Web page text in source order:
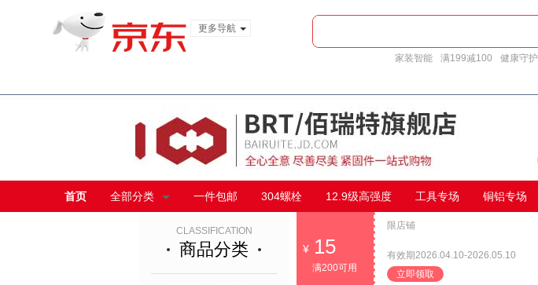
更多导航
家装智能 满199减100 健康守护
首页 全部分类 一件包邮 304螺栓 12.9级高强度 工具专场 铜铝专场
CLASSIFICATION
商品分类 15
满200可用
限店铺
有效期2026.04.10-2026.05.10
立即领取